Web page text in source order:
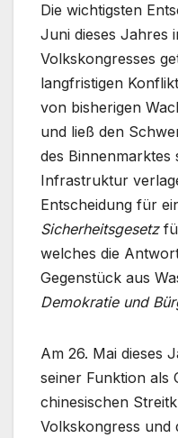
Die wichtigsten
Juni dieses Jahres
Volkskongresses
langfristigen
von bisherigen
und ließ den
des Binnenmarktes
Infrastruktur
Entscheidung für
Sicherheitsgesetz
welches die
Gegenstück aus
Demokratie und
Am 26. Mai dieses
seiner Funktion als
chinesischen
Volkskongress und